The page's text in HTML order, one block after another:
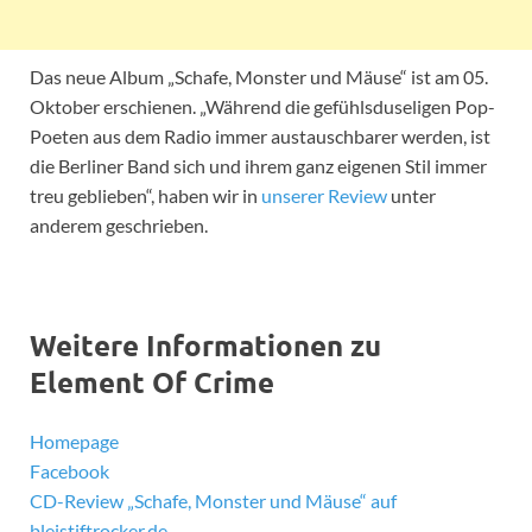
Das neue Album „Schafe, Monster und Mäuse“ ist am 05.
Oktober erschienen. „Während die gefühlsduseligen Pop-
Poeten aus dem Radio immer austauschbarer werden, ist
die Berliner Band sich und ihrem ganz eigenen Stil immer
treu geblieben“, haben wir in unserer Review unter
anderem geschrieben.
Weitere Informationen zu
Element Of Crime
Homepage
Facebook
CD-Review „Schafe, Monster und Mäuse“ auf